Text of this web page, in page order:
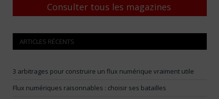
Consulter tous les magazines
ARTICLES RÉCENTS
3 arbitrages pour construire un flux numérique vraiment utile
Flux numériques raisonnables : choisir ses batailles